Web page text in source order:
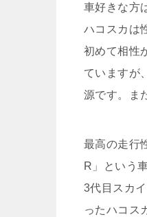
車好きな方
ハコスカは
初めて相性
ていますが
源です。ま
最高の走行
R」という
3代目スカ
ったハコス